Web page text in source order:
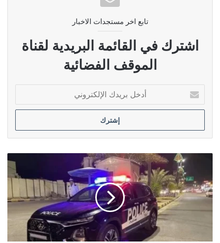
تابع اخر مستجدات الاخبار
اشترك في القائمة البريدية لقناة
الموقف الفضائية
بريدك
الإلكتروني
توجه
بترقيم
جميع
عجلات